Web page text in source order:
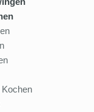
Kochen